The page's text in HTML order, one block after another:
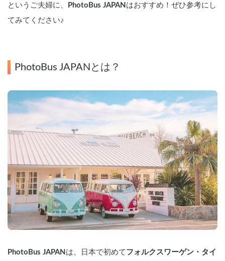
というご夫婦に、 PhotoBus JAPAN はおすすめ！ぜひ参考にし
てみてください♪
PhotoBus JAPANとは？
PhotoBus JAPAN は、日本で初めて フォルクスワーゲン・タイ